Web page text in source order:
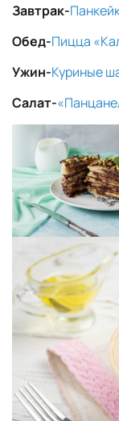
Завтрак-
Обед-Пицца
Ужин-Куриные
Салат-